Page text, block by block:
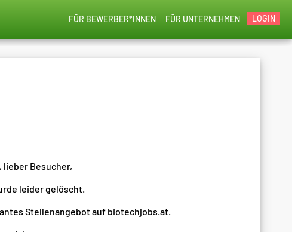
LOGIN
FÜR UNTERNEHMEN
FÜR BEWERBER*INNEN
lieber Besucher,
leider gelöscht.
Stellenangebot auf biotechjobs.at.